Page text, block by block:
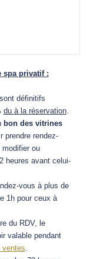
spa privatif :
définitifs
du à la réservation.
bon des vitrines
prendre rendez-
modifier ou
heures avant celui-
vous à plus de
1h pour ceux à
du RDV, le
valable pendant
ventes